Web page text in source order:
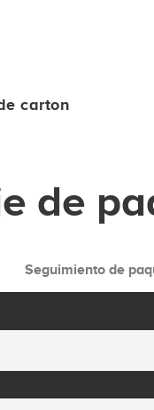
carton
de
Seguimiento de